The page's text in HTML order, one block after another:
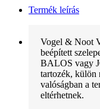
Termék leírás
Vogel & Noot
beépített
BALOS vagy
tartozék, külön
valóságban a
eltérhetnek.